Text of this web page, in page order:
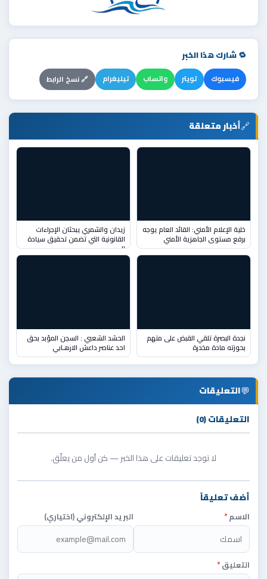
🔁 شارك هذا الخبر
فيسبوك تويتر واتساب تيليغرام 🔗 نسخ الرابط
🔗أخبار متعلقة
خلية الإعلام الأمني: القائد العام يوجه
برفع مستوى الجاهزية الأمني
زيدان والشمري يبحثان الإجراءات
القانونية التي تضمن تحقيق سيادة
ال
نجدة البصرة تلقي القبض على متهم
بحوزته مادة مخدرة
الحشد الشعبي : السجن المؤبد بحق
احد عناصر داعش الارهـابي
💬التعليقات
التعليقات (0)
لا توجد تعليقات على هذا الخبر — كن أول من يعلّق.
أضف تعليقاً
الاسم* البريد الإلكتروني (اختياري)
التعليق*